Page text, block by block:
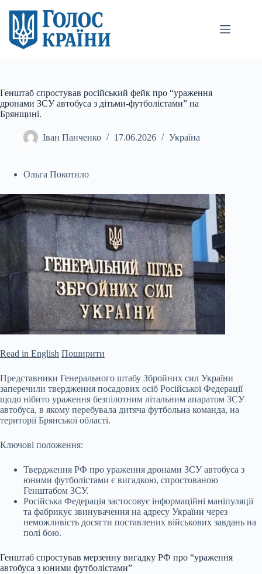
вмісту
Генштаб спростував російський фейк про “ураження
дронами ЗСУ автобуса з дітьми-футболістами” на
Брянщині.
Іван Панченко 17.06.2026 Україна
Ольга Покотило
Read in English Поширити
Представники Генерального штабу Збройних сил України
заперечили твердження посадових осіб Російської Федерації
щодо нібито ураження безпілотним літальним апаратом ЗСУ
автобуса, в якому перебувала дитяча футбольна команда, на
території Брянської області.
Ключові положення:
Твердження РФ про ураження дронами ЗСУ автобуса з
юними футболістами є вигадкою, спростованою
Генштабом ЗСУ.
Російська Федерація застосовує інформаційні маніпуляції
та фабрикує звинувачення на адресу України через
неможливість досягти поставлених військових завдань на
полі бою.
Генштаб спростував мерзенну вигадку РФ про “ураження
автобуса з юними футболістами”